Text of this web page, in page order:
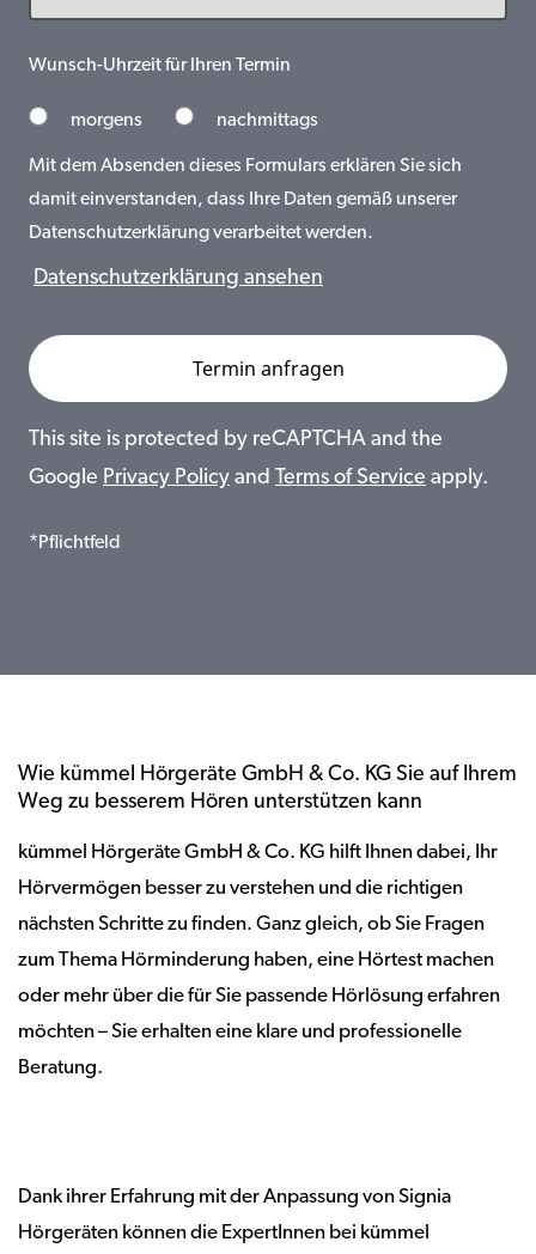
Wunsch-Uhrzeit für Ihren Termin
morgens nachmittags
Mit dem Absenden dieses Formulars erklären Sie sich
damit einverstanden, dass Ihre Daten gemäß unserer
Datenschutzerklärung verarbeitet werden.
Datenschutzerklärung ansehen
This site is protected by reCAPTCHA and the
Google Privacy Policy and Terms of Service apply.
*Pflichtfeld
Wie kümmel Hörgeräte GmbH & Co. KG Sie auf Ihrem
Weg zu besserem Hören unterstützen kann
kümmel Hörgeräte GmbH & Co. KG hilft Ihnen dabei, Ihr
Hörvermögen besser zu verstehen und die richtigen
nächsten Schritte zu finden. Ganz gleich, ob Sie Fragen
zum Thema Hörminderung haben, eine Hörtest machen
oder mehr über die für Sie passende Hörlösung erfahren
möchten – Sie erhalten eine klare und professionelle
Beratung.
Dank ihrer Erfahrung mit der Anpassung von Signia
Hörgeräten können die ExpertInnen bei kümmel